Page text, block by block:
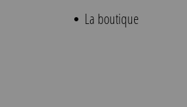
La boutique